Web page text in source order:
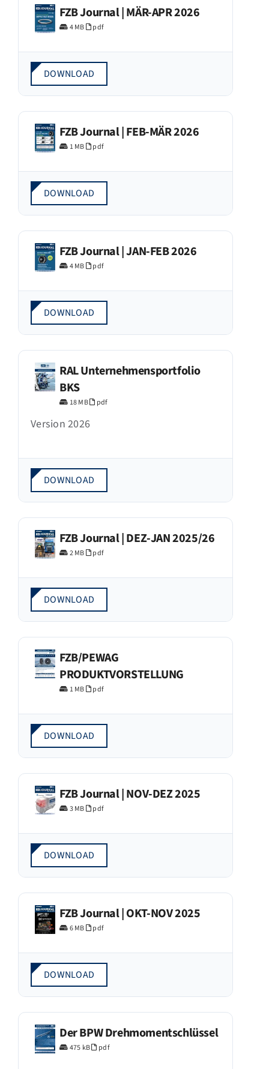
FZB Journal | MÄR-APR 2026
4 MB pdf
DOWNLOAD
FZB Journal | FEB-MÄR 2026
1 MB pdf
DOWNLOAD
FZB Journal | JAN-FEB 2026
4 MB pdf
DOWNLOAD
RAL Unternehmensportfolio
BKS
18 MB pdf
Version 2026
DOWNLOAD
FZB Journal | DEZ-JAN 2025/26
2 MB pdf
DOWNLOAD
FZB/PEWAG
PRODUKTVORSTELLUNG
1 MB pdf
DOWNLOAD
FZB Journal | NOV-DEZ 2025
3 MB pdf
DOWNLOAD
FZB Journal | OKT-NOV 2025
6 MB pdf
DOWNLOAD
Der BPW Drehmomentschlüssel
475 kB pdf